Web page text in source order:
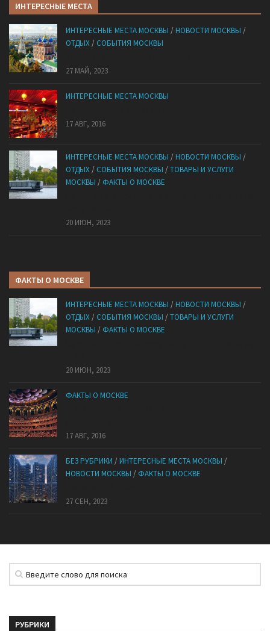
ИНТЕРЕСНЫЕ МЕСТА
ИНТЕРЕСНЫЕ МЕСТА МОСКВЫ /НОВОСТИ МОСКВЫ /
ОТДЫХ/ СОБЫТИЯ МОСКВЫ
27 МАЙ, 2023
ИНТЕРЕСНЫЕ МЕСТА МОСКВЫ
17 АВГ, 2016
ИНТЕРЕСНЫЕ МЕСТА МОСКВЫ /НОВОСТИ МОСКВЫ /
ОТДЫХ/ СОБЫТИЯ МОСКВЫ /ТОВАРЫ И УСЛУГИ
МОСКВЫ / ФАКТЫ О МОСКВЕ
20 ИЮН, 2023
ФАКТЫ О МОСКВЕ
ИНТЕРЕСНЫЕ МЕСТА МОСКВЫ /НОВОСТИ МОСКВЫ /
ОТДЫХ/ СОБЫТИЯ МОСКВЫ /ТОВАРЫ И УСЛУГИ
МОСКВЫ / ФАКТЫ О МОСКВЕ
20 ИЮН, 2023
ФАКТЫ О МОСКВЕ
17 АВГ, 2016
БЕЗ РУБРИКИ /ИНТЕРЕСНЫЕ МЕСТА МОСКВЫ /
НОВОСТИ МОСКВЫ / ФАКТЫ О МОСКВЕ
27 СЕН, 2023
РУБРИКИ